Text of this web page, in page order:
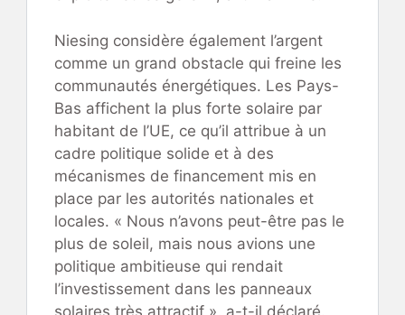
Niesing considère également l’argent
comme un grand obstacle qui freine les
communautés énergétiques. Les Pays-
Bas affichent la plus forte solaire par
habitant de l’UE, ce qu’il attribue à un
cadre politique solide et à des
mécanismes de financement mis en
place par les autorités nationales et
locales. « Nous n’avons peut-être pas le
plus de soleil, mais nous avions une
politique ambitieuse qui rendait
l’investissement dans les panneaux
solaires très attractif », a-t-il déclaré.